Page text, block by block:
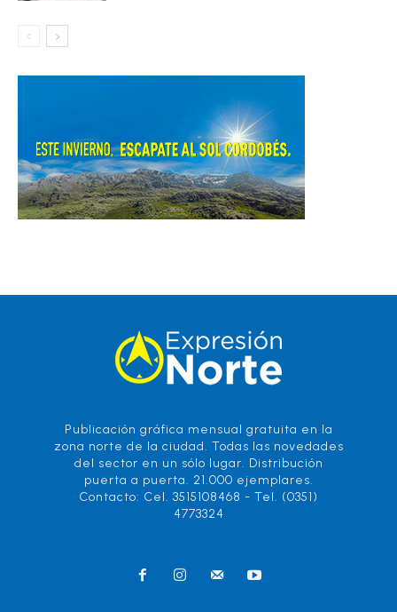
Publicación gráfica mensual gratuita en la
zona norte de la ciudad. Todas las novedades
del sector en un sólo lugar. Distribución
puerta a puerta. 21.000 ejemplares.
Contacto: Cel. 3515108468 - Tel. (0351)
4773324